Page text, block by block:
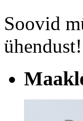
Soovid
ühendust!